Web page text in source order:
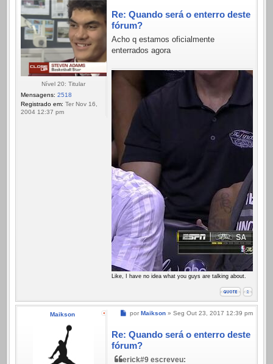
Nível 20: Titular
Mensagens: 2518
Registrado em: Ter Nov 16,
2004 12:37 pm
Re: Quando será o enterro deste
fórum?
Acho q estamos oficialmente
enterrados agora
Like, I have no idea what you guys are talking about.
Maikson Mensagem
por Maikson » Seg Out 23, 2017 12:39 pm
Re: Quando será o enterro deste
fórum?
erick#9 escreveu: